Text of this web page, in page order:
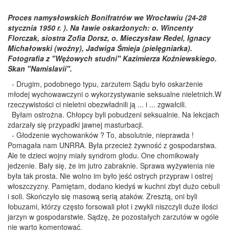
Proces namysłowskich Bonifratrów we Wrocławiu (24-28
stycznia 1950 r. ). Na ławie oskarżonych: o. Wincenty
Florczak, siostra Zofia Dorsz, o. Mieczysław Redel, Ignacy
Michałowski (woźny), Jadwiga Śmieja (pielęgniarka).
Fotografia z "Wężowych studni" Kazimierza Koźniewskiego.
Skan "Namislavii".
- Drugim, podobnego typu, zarzutem Sądu było oskarżenie
młodej wychowawczyni o wykorzystywanie seksualne nieletnich.W
rzeczywistości ci nieletni obezwładnili ją ... i ... zgwałcili.
Byłam ostrożna. Chłopcy byli pobudzeni seksualnie. Na lekcjach
zdarzały się przypadki jawnej masturbacji.
- Głodzenie wychowanków ? To, absolutnie, nieprawda !
Pomagała nam UNRRA. Była przecież żywność z gospodarstwa.
Ale te dzieci wojny miały syndrom głodu. One chomikowały
jedzenie. Bały się, że im jutro zabraknie. Sprawa wyżywienia nie
była tak prosta. Nie wolno im było jeść ostrych przypraw i ostrej
włoszczyzny. Pamiętam, dodano kiedyś w kuchni zbyt dużo cebuli
i soli. Skończyło się masową serią ataków. Zresztą, oni byli
łobuzami, którzy często forsowali płot i zwykli niszczyli duże ilości
jarzyn w gospodarstwie. Sądzę, że pozostałych zarzutów w ogóle
nie warto komentować.